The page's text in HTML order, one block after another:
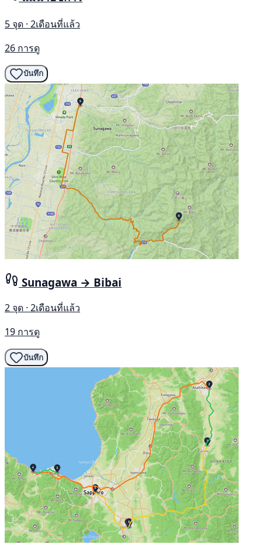
5 จุด · 2เดือนที่แล้ว
26 การดู
บันทึก
Sunagawa → Bibai
2 จุด · 2เดือนที่แล้ว
19 การดู
บันทึก